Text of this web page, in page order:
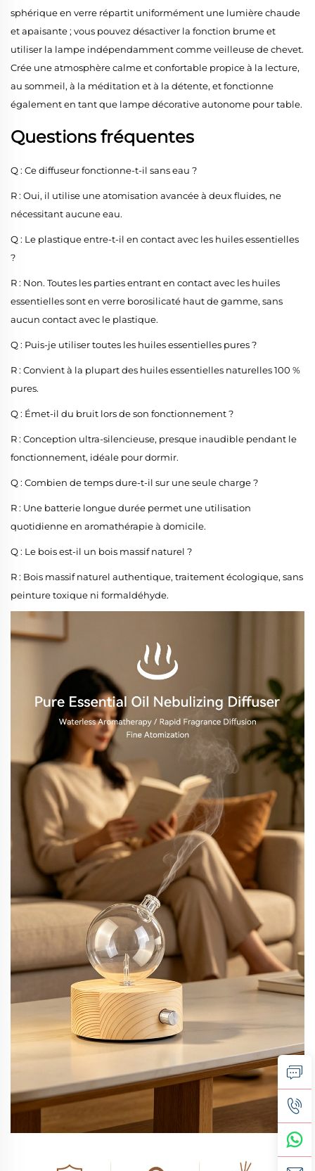
sphérique en verre répartit uniformément une lumière chaude
et apaisante ; vous pouvez désactiver la fonction brume et
utiliser la lampe indépendamment comme veilleuse de chevet.
Crée une atmosphère calme et confortable propice à la lecture,
au sommeil, à la méditation et à la détente, et fonctionne
également en tant que lampe décorative autonome pour table.
Questions fréquentes
Q : Ce diffuseur fonctionne-t-il sans eau ?
R : Oui, il utilise une atomisation avancée à deux fluides, ne
nécessitant aucune eau.
Q : Le plastique entre-t-il en contact avec les huiles essentielles
?
R : Non. Toutes les parties entrant en contact avec les huiles
essentielles sont en verre borosilicaté haut de gamme, sans
aucun contact avec le plastique.
Q : Puis-je utiliser toutes les huiles essentielles pures ?
R : Convient à la plupart des huiles essentielles naturelles 100 %
pures.
Q : Émet-il du bruit lors de son fonctionnement ?
R : Conception ultra-silencieuse, presque inaudible pendant le
fonctionnement, idéale pour dormir.
Q : Combien de temps dure-t-il sur une seule charge ?
R : Une batterie longue durée permet une utilisation
quotidienne en aromathérapie à domicile.
Q : Le bois est-il un bois massif naturel ?
R : Bois massif naturel authentique, traitement écologique, sans
peinture toxique ni formaldéhyde.